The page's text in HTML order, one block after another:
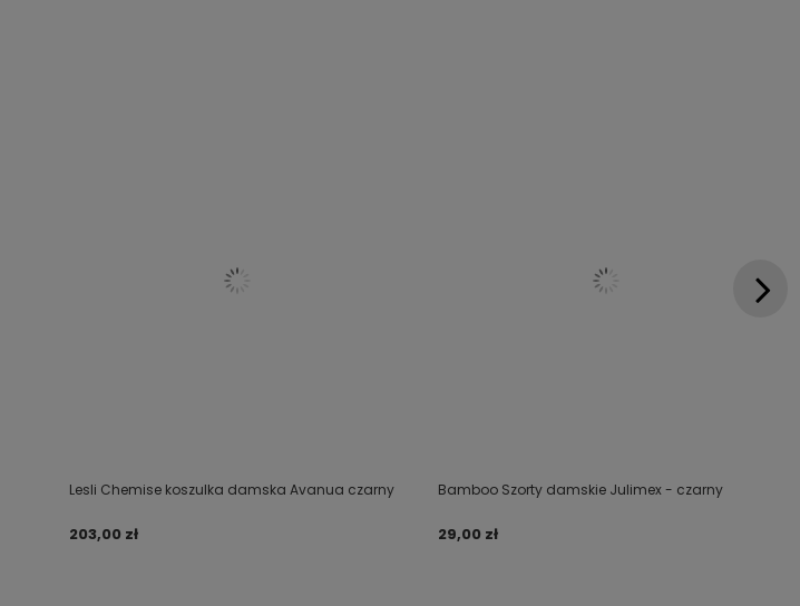
Lesli Chemise koszulka damska Avanua czarny
203,00 zł
Bamboo Szorty damskie Julimex - czarny
29,00 zł